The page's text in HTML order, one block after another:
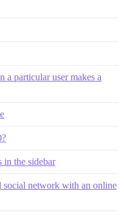
particular user makes a
the sidebar
social network with an online